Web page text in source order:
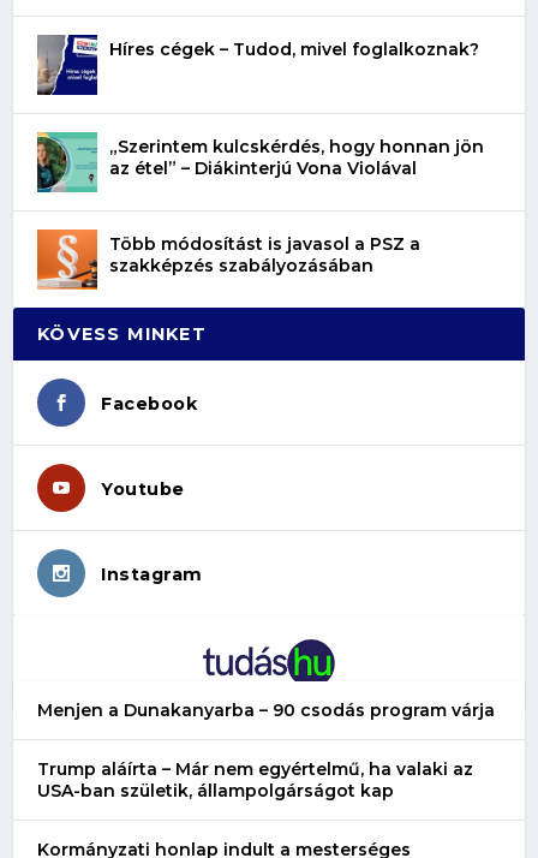
Híres cégek – Tudod, mivel foglalkoznak?
„Szerintem kulcskérdés, hogy honnan jön
az étel” – Diákinterjú Vona Violával
Több módosítást is javasol a PSZ a
szakképzés szabályozásában
KÖVESS MINKET
Facebook
Youtube
Instagram
Menjen a Dunakanyarba – 90 csodás program várja
Trump aláírta – Már nem egyértelmű, ha valaki az
USA-ban születik, állampolgárságot kap
Kormányzati honlap indult a mesterséges